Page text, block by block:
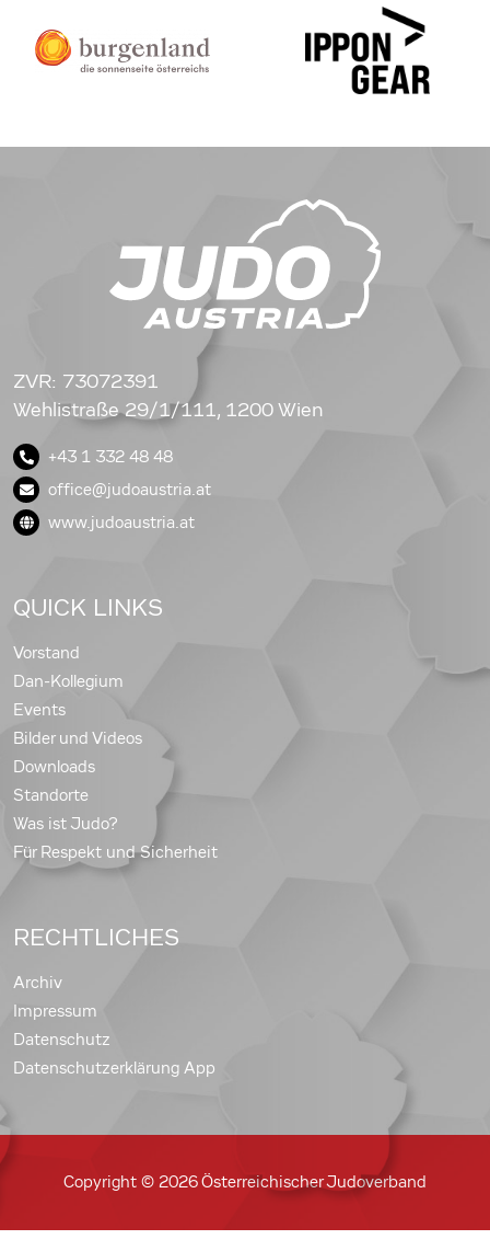
ZVR: 73072391
Wehlistraße 29/1/111, 1200 Wien
+43 1 332 48 48
office@judoaustria.at
www.judoaustria.at
QUICK LINKS
Vorstand
Dan-Kollegium
Events
Bilder und Videos
Downloads
Standorte
Was ist Judo?
Für Respekt und Sicherheit
RECHTLICHES
Archiv
Impressum
Datenschutz
Datenschutzerklärung App
Copyright © 2026 Österreichischer Judoverband